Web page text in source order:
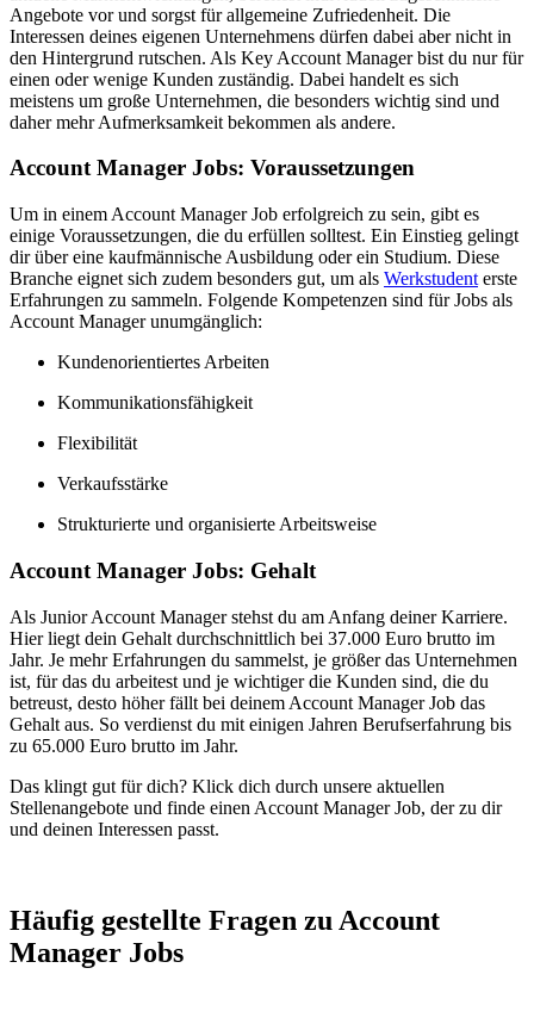
Angebote vor und sorgst für allgemeine Zufriedenheit. Die
Interessen deines eigenen Unternehmens dürfen dabei aber nicht in
den Hintergrund rutschen. Als Key Account Manager bist du nur für
einen oder wenige Kunden zuständig. Dabei handelt es sich
meistens um große Unternehmen, die besonders wichtig sind und
daher mehr Aufmerksamkeit bekommen als andere.
Account Manager Jobs: Voraussetzungen
Um in einem Account Manager Job erfolgreich zu sein, gibt es
einige Voraussetzungen, die du erfüllen solltest. Ein Einstieg gelingt
dir über eine kaufmännische Ausbildung oder ein Studium. Diese
Branche eignet sich zudem besonders gut, um als Werkstudent erste
Erfahrungen zu sammeln. Folgende Kompetenzen sind für Jobs als
Account Manager unumgänglich:
Kundenorientiertes Arbeiten
Kommunikationsfähigkeit
Flexibilität
Verkaufsstärke
Strukturierte und organisierte Arbeitsweise
Account Manager Jobs: Gehalt
Als Junior Account Manager stehst du am Anfang deiner Karriere.
Hier liegt dein Gehalt durchschnittlich bei 37.000 Euro brutto im
Jahr. Je mehr Erfahrungen du sammelst, je größer das Unternehmen
ist, für das du arbeitest und je wichtiger die Kunden sind, die du
betreust, desto höher fällt bei deinem Account Manager Job das
Gehalt aus. So verdienst du mit einigen Jahren Berufserfahrung bis
zu 65.000 Euro brutto im Jahr.
Das klingt gut für dich? Klick dich durch unsere aktuellen
Stellenangebote und finde einen Account Manager Job, der zu dir
und deinen Interessen passt.
Häufig gestellte Fragen zu Account
Manager Jobs